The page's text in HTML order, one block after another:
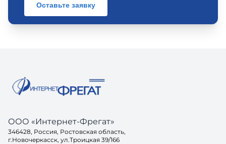
Оставьте заявку
ООО «Интернет-Фрегат»
346428, Россия, Ростовская область,
г.Новочеркасск, ул.Троицкая 39/166